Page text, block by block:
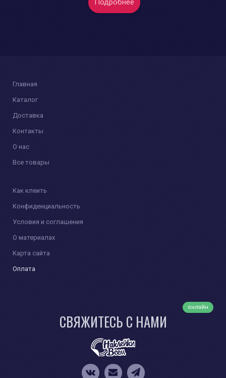
Подробнее
Главная
Каталог
Доставка
Контакты
О нас
Все товары
Как клеить
Конфиденциальность
Условия и соглашения
О материалах
Карта сайта
Оплата
онлайн
СВЯЖИТЕСЬ С НАМИ